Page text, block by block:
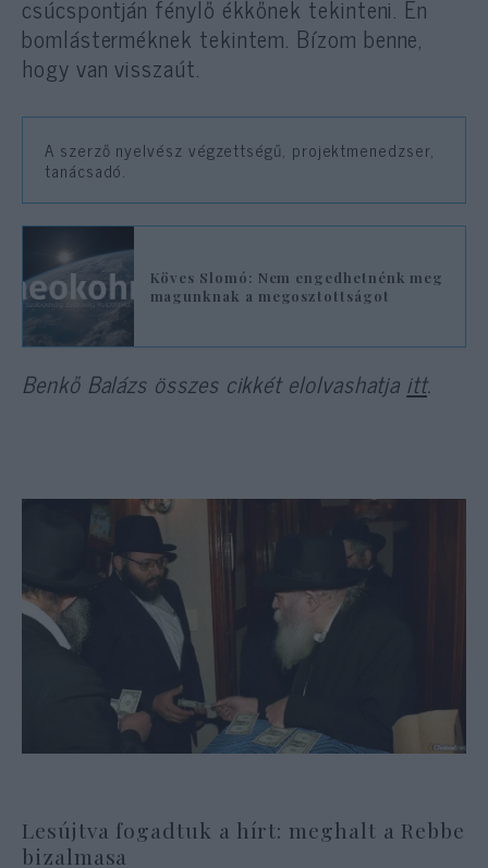
csúcspontján fénylő ékkőnek tekinteni. Én
bomlásterméknek tekintem. Bízom benne,
hogy van visszaút.
A szerző nyelvész végzettségű, projektmenedzser,
tanácsadó.
Köves Slomó: Nem engedhetnénk meg
magunknak a megosztottságot
Benkő Balázs összes cikkét elolvashatja itt.
Lesújtva fogadtuk a hírt: meghalt a Rebbe
bizalmasa